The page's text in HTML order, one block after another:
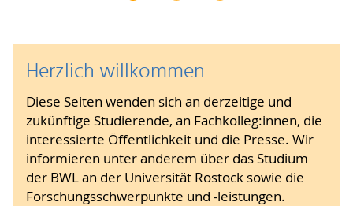
Herzlich willkommen
Diese Seiten wenden sich an derzeitige und
zukünftige Studierende, an Fachkolleg:innen, die
interessierte Öffentlichkeit und die Presse. Wir
informieren unter anderem über das Studium
der BWL an der Universität Rostock sowie die
Forschungsschwerpunkte und -leistungen.